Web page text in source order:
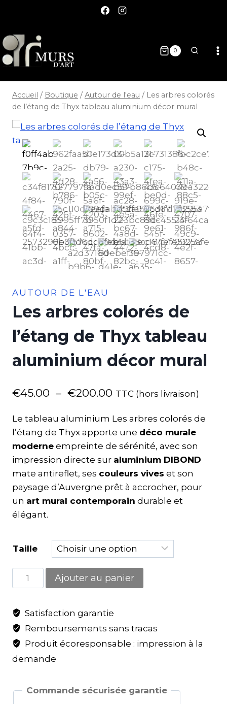
0
Accueil / Boutique / Autour de l'eau / Les arbres colorés
de l’étang de Thyx tableau aluminium décor mural
AUTOUR DE L'EAU
Les arbres colorés de
l’étang de Thyx tableau
aluminium décor mural
€45.00 – €200.00 TTC (hors livraison)
Le tableau aluminium Les arbres colorés de
l’étang de Thyx apporte une déco murale
moderne empreinte de sérénité, avec son
impression directe sur aluminium DIBOND
mate antireflet, ses couleurs vives et son
paysage d’Auvergne prêt à accrocher, pour
un art mural contemporain durable et
élégant.
Taille
Ajouter au panier
Satisfaction garantie
Remboursements sans tracas
Produit écoresponsable : impression à la
demande
Commande sécurisée garantie